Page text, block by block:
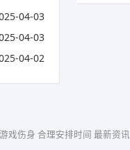
04-03
04-03
04-02
戏伤身 合理安排时间 最新资讯